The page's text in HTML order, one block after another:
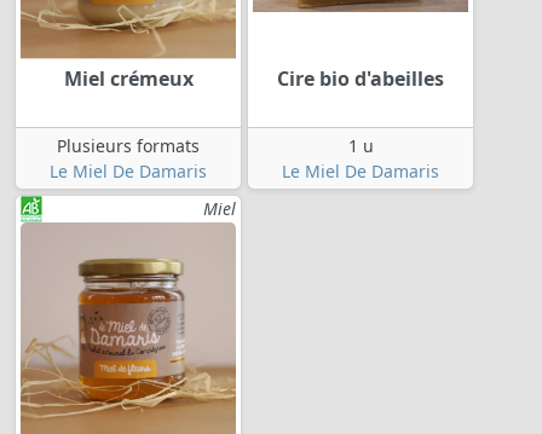
Miel crémeux
Plusieurs formats
Le Miel De Damaris
Cire bio d'abeilles
1 u
Le Miel De Damaris
Miel